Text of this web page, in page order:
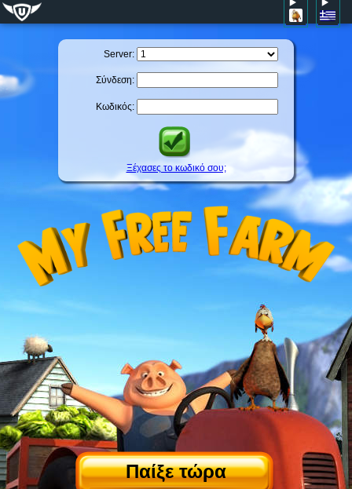
Server:
Σύνδεση:
Κωδικός:
Ξέχασες το κωδικό σου;
Παίξε τώρα